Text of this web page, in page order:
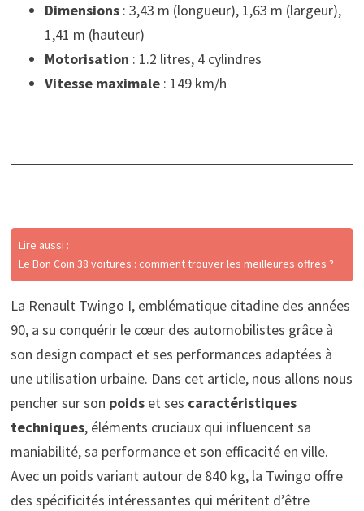
Dimensions: 3,43 m (longueur), 1,63 m (largeur),
1,41 m (hauteur)
Motorisation : 1.2 litres, 4 cylindres
Vitesse maximale: 149 km/h
Lire aussi :
Le Bon Coin 38 voitures : comment trouver les meilleures offres ?
La Renault Twingo I, emblématique citadine des années
90, a su conquérir le cœur des automobilistes grâce à
son design compact et ses performances adaptées à
une utilisation urbaine. Dans cet article, nous allons nous
pencher sur son poidset ses caractéristiques
techniques, éléments cruciaux qui influencent sa
maniabilité, sa performance et son efficacité en ville.
Avec un poids variant autour de 840 kg, la Twingo offre
des spécificités intéressantes qui méritent d’être